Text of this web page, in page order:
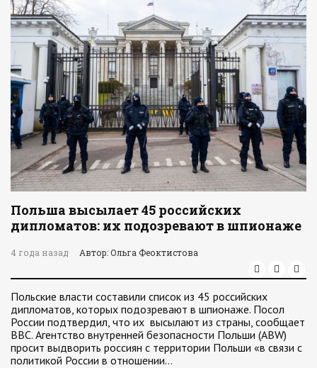
Польша высылает 45 российских
дипломатов: их подозревают в шпионаже
4 года назад Автор: Ольга Феоктистова
Польские власти составили список из 45 российских
дипломатов, которых подозревают в шпионаже. Посол
России подтвердил, что их высылают из страны, сообщает
BBC. Агентство внутренней безопасности Польши (ABW)
просит выдворить россиян с территории Польши «в связи с
политикой России в отношении…